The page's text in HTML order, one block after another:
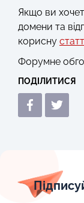
Якщо ви
домени та
корисну
Форумне
ПОДІЛИТИСЯ